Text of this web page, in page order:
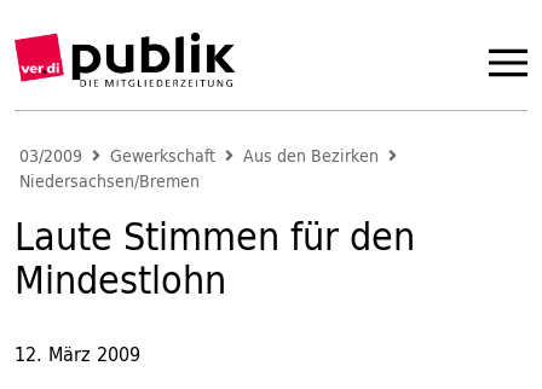
03/2009 Gewerkschaft
Aus den Bezirken
Niedersachsen/Bremen
Laute Stimmen für den
Mindestlohn
12. März 2009